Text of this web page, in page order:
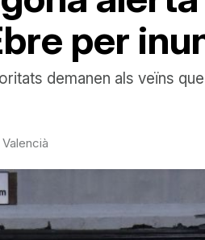
per
demanen als veïns